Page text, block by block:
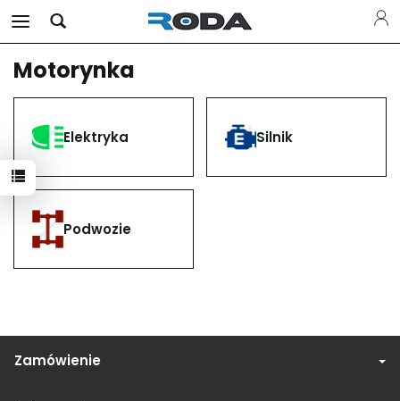
Motorynka
Elektryka Silnik
Podwozie
Zamówienie